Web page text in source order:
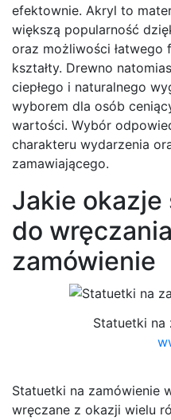
efektownie. Akryl to
większą popularność
oraz możliwości
kształty. Drewno
ciepłego i naturalnego
wyborem dla osób
wartości. Wybór
charakteru wydarzenia
zamawiającego.
Jakie okazje
do
zamówienie
Statuetki na
Statuetki na zamówienie
wręczane z okazji wielu